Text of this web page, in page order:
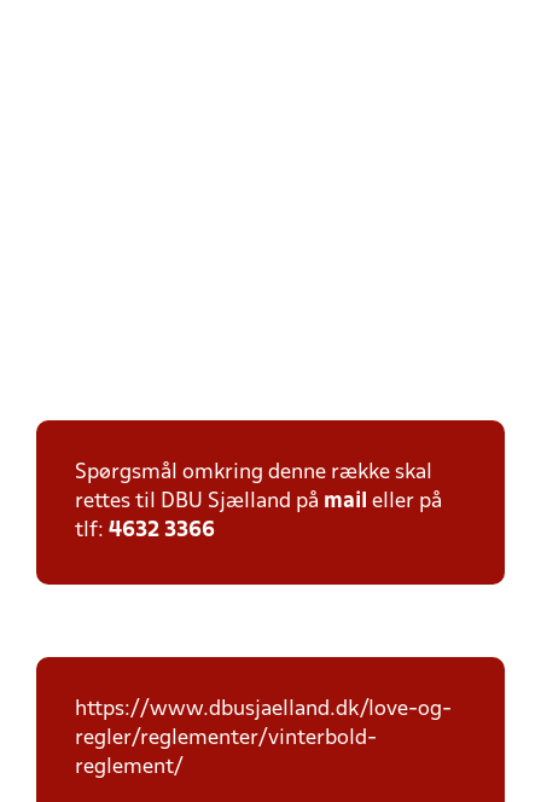
Spørgsmål omkring denne række skal
rettes til DBU Sjælland på mail eller på
tlf: 4632 3366
https://www.dbusjaelland.dk/love-og-
regler/reglementer/vinterbold-
reglement/